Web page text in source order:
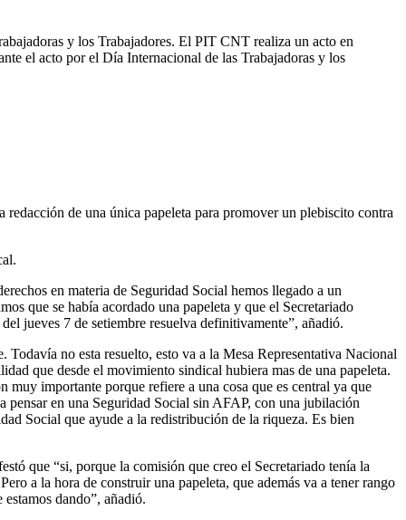
y los Trabajadores. El PIT CNT realiza un acto en
el acto por el Día Internacional de las Trabajadoras y los
de una única papeleta para promover un plebiscito contra
en materia de Seguridad Social hemos llegado a un
que se había acordado una papeleta y que el Secretariado
jueves 7 de setiembre resuelva definitivamente”, añadió.
no esta resuelto, esto va a la Mesa Representativa Nacional
que desde el movimiento sindical hubiera mas de una papeleta.
muy importante porque refiere a una cosa que es central ya que
pensar en una Seguridad Social sin AFAP, con una jubilación
Social que ayude a la redistribución de la riqueza. Es bien
que “si, porque la comisión que creo el Secretariado tenía la
a la hora de construir una papeleta, que además va a tener rango
dando”, añadió.